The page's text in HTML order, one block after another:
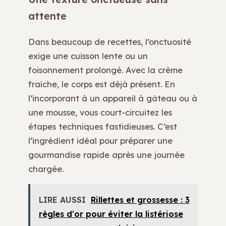
attente
Dans beaucoup de recettes, l’onctuosité
exige une cuisson lente ou un
foisonnement prolongé. Avec la crème
fraîche, le corps est déjà présent. En
l’incorporant à un appareil à gâteau ou à
une mousse, vous court-circuitez les
étapes techniques fastidieuses. C’est
l’ingrédient idéal pour préparer une
gourmandise rapide après une journée
chargée.
LIRE AUSSI Rillettes et grossesse : 3
règles d'or pour éviter la listériose